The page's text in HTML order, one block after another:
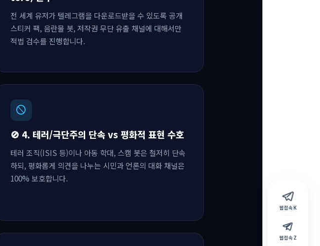
웹 접속 K
웹 접속 Z
전 세계 유저가 텔레그램을 다운로드받을 수 있도록 공개
스티커 팩, 음란물 봇, 저작권 무단 유출 채널에 대해서만
적법 검수를 진행합니다.
block
🚫 4. 테러/극단주의 단속 vs 평화적 표현 수호
테러 조직(ISIS 등)이나 아동 학대, 스캠 봇은 철저히 단속
하되, 평화롭게 의견을 나누는 시민과 언론의 대화 채널은
100% 보호합니다.